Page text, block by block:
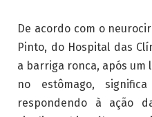
De acordo com o
Pinto, do Hospital das
a barriga ronca, após um
no estômago,
respondendo à ação